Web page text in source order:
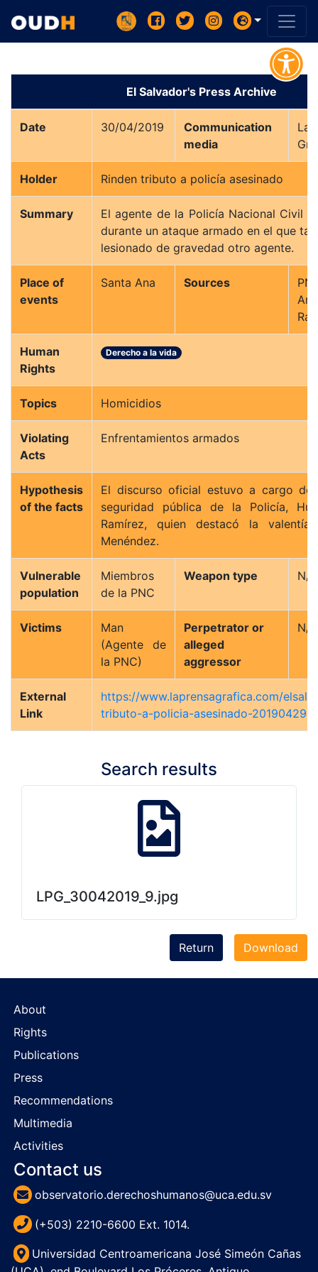
El Salvador's Press Archive
Date 30/04/2019
Communication
media
La
Holder Rinden tributo a policía asesinado
Summary
El agente de la Policía Nacional Civil
durante un ataque armado en el que
lesionado de gravedad otro agente.
Place of
events
Santa Ana Sources
Human
Rights
Derecho a la vida
Topics Homicidios
Violating
Acts
Enfrentamientos armados
Hypothesis
of the facts
El discurso oficial estuvo a cargo
seguridad pública de la Policía,
Ramírez, quien destacó la
Menéndez.
Vulnerable
population
Miembros
de la PNC
Weapon type N/A
Victims
Man
(Agente de
la PNC)
Perpetrator or
alleged
aggressor
N/A
External
Link
https://www.laprensagrafica.com/
tributo-a-policia-asesinado-20190429-
Search results
LPG_30042019_9.jpg
Download
Return
About
Rights
Publications
Press
Recommendations
Multimedia
Activities
Contact us
observatorio.derechoshumanos@uca.edu.sv
(+503) 2210-6600 Ext. 1014.
Universidad Centroamericana José Simeón Cañas